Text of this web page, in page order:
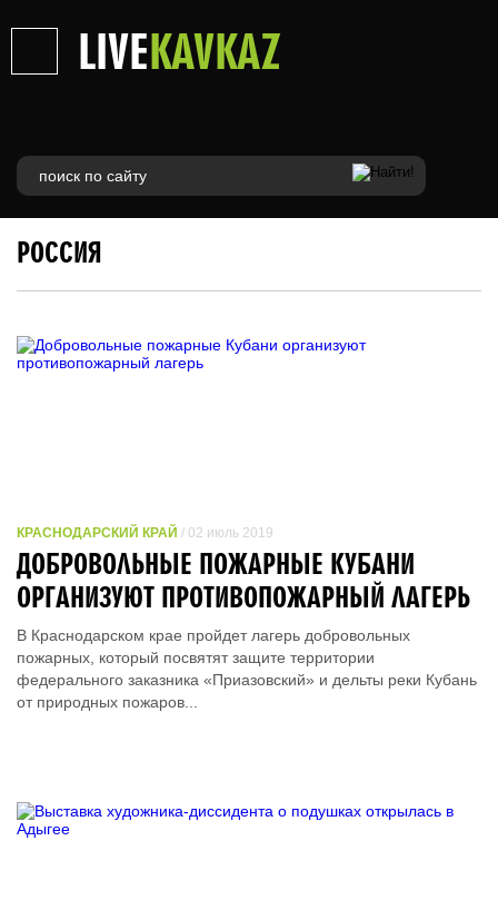
LIVEKAVKAZ
РОССИЯ
КРАСНОДАРСКИЙ КРАЙ / 02 июль 2019
ДОБРОВОЛЬНЫЕ ПОЖАРНЫЕ КУБАНИ
ОРГАНИЗУЮТ ПРОТИВОПОЖАРНЫЙ ЛАГЕРЬ
В Краснодарском крае пройдет лагерь добровольных
пожарных, который посвятят защите территории
федерального заказника «Приазовский» и дельты реки Кубань
от природных пожаров...